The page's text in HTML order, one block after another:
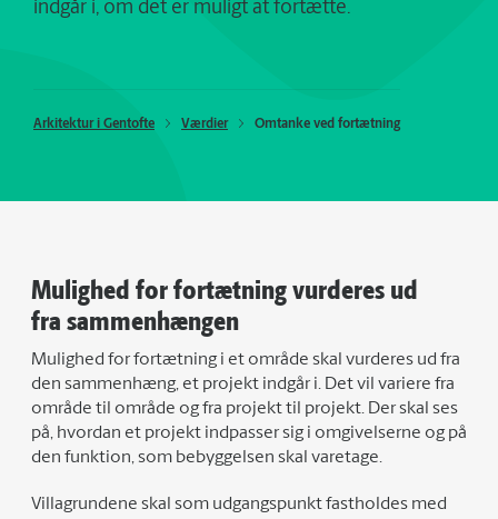
indgår i, om det er muligt at fortætte.
Arkitektur i Gentofte Værdier Omtanke ved fortætning
Mulighed for fortætning vurderes ud
fra sammenhængen
Mulighed for fortætning i et område skal vurderes ud fra
den sammenhæng, et projekt indgår i. Det vil variere fra
område til område og fra projekt til projekt. Der skal ses
på, hvordan et projekt indpasser sig i omgivelserne og på
den funktion, som bebyggelsen skal varetage.
Villagrundene skal som udgangspunkt fastholdes med